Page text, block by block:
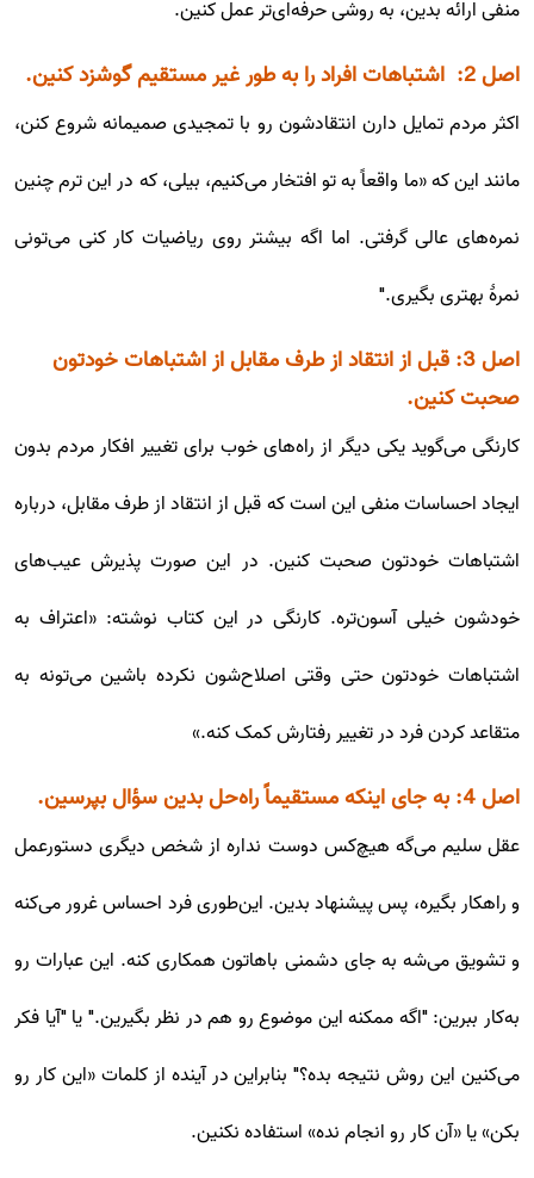
منفی ارائه بدین، به روشی حرفه‌ای‌تر عمل کنین.
اصل 2: ​​ اشتباهات افراد را به طور غیر مستقیم گوشزد کنین.
اکثر مردم تمایل دارن انتقادشون رو با تمجیدی صمیمانه شروع کنن،
مانند این که «ما واقعاً به تو افتخار می‌کنیم، بیلی، که در این ترم چنین
نمره‌‌های عالی گرفتی. اما اگه بیشتر روی ریاضیات کار کنی می‌تونی
نمرۀ بهتری بگیری."
اصل 3: قبل از انتقاد از طرف مقابل از اشتباهات خودتون
صحبت کنین.
کارنگی می‌گوید یکی دیگر از راه‌های خوب برای تغییر افکار مردم بدون
ایجاد احساسات منفی این است که قبل از انتقاد از طرف مقابل، درباره
اشتباهات خودتون صحبت کنین. در این صورت پذیرش عیب‌های
خودشون خیلی آسون‌تره. کارنگی در این کتاب نوشته: «اعتراف به
اشتباهات خودتون حتی وقتی اصلاح‌شون نکرده باشین می‌تونه به
متقاعد کردن فرد در تغییر رفتارش کمک کنه.»
اصل 4: به جای اینکه مستقیماً راه‌حل بدین سؤال بپرسین.
عقل سلیم می‌گه هیچ‌کس دوست نداره از شخص دیگری دستورعمل
و راهکار بگیره، پس پیشنهاد بدین. این‌طوری فرد احساس غرور می‌کنه
و تشویق می‌شه به جای دشمنی باهاتون همکاری کنه. این عبارات رو
به‌کار ببرین: "اگه ممکنه این موضوع رو هم در نظر بگیرین." یا "آیا فکر
می‌کنین این روش نتیجه بده؟" بنابراین در آینده از کلمات «این کار رو
بکن» یا «آن کار رو انجام نده» استفاده نکنین.